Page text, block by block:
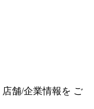
店舗/企業情報を ご